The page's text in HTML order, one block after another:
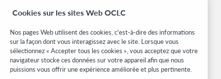
Formats bibliographiques
Research
WebJunction
Réseau des développeurs
Cookies sur les sites Web OCLC
Nos pages Web utilisent des cookies, c'est-à-dire des informations
sur la façon dont vous interagissez avec le site. Lorsque vous
sélectionnez « Accepter tous les cookies », vous acceptez que votre
navigateur stocke ces données sur votre appareil afin que nous
puissions vous offrir une expérience améliorée et plus pertinente.